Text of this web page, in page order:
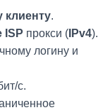
клиенту.
ISP прокси ( IPv4).
логину и
с.